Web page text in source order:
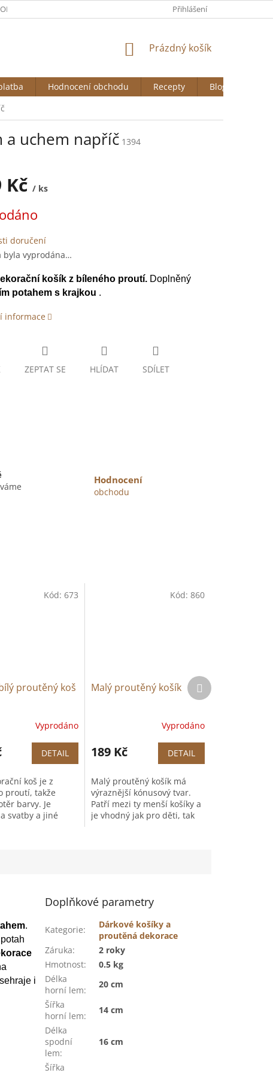
PODMÍNKY Přihlášení
NÁKUPNÍ
Prázdný košík
Hodnocení obchodu Recepty
Blog
a uchem napříč 1394
Kč / ks
doručení
byla vyprodána…
košík z bíleného proutí. Doplněný
potahem s krajkou .
informace
ZEPTAT SE HLÍDAT SDÍLET
Hodnocení
obchodu
proutěný koš
Vyprodáno
DETAIL
koš je z
proutí, takže
barvy. Je
svatby a jiné
Kód:673
Malý proutěný košík
produktu
z
5
hvězdiček.
Vyprodáno
189 Kč DETAIL
Malý proutěný košík má
výraznější kónusový tvar.
Patří mezi ty menší košíky a
je vhodný jak pro děti, tak
Kód: 860
Další
produkt
.
i
Doplňkové parametry
Kategorie:
Dárkové košíky a
proutěná dekorace
Záruka:
2 roky
Hmotnost:
0.5 kg
Délka
horní lem:
20 cm
Šířka
horní lem:
14 cm
Délka
spodní
lem:
16 cm
Šířka